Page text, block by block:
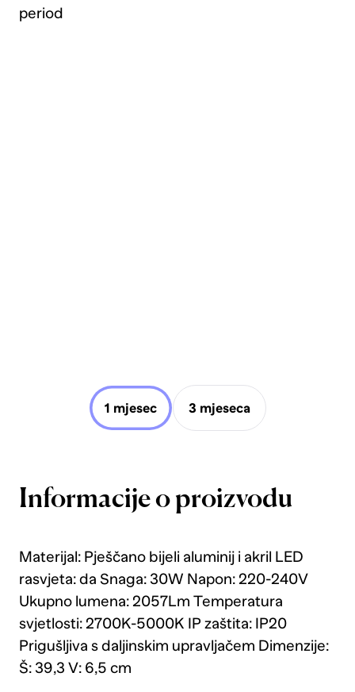
period
1 mjesec 3 mjeseca
Informacije o proizvodu
Materijal: Pješčano bijeli aluminij i akril LED
rasvjeta: da Snaga: 30W Napon: 220-240V
Ukupno lumena: 2057Lm Temperatura
svjetlosti: 2700K-5000K IP zaštita: IP20
Prigušljiva s daljinskim upravljačem Dimenzije:
Š: 39,3 V: 6,5 cm